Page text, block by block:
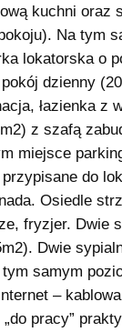
kuchni oraz
Na tym
lokatorska o
dzienny
łazienka z
z szafą
miejsce
do
Osiedle
fryzjer. Dwie
Dwie
samym
–
pracy”